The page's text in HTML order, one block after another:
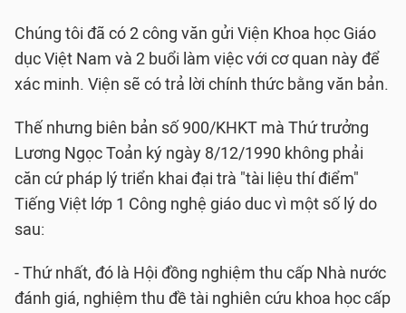
Chúng tôi đã có 2 công văn gửi Viện Khoa học Giáo
dục Việt Nam và 2 buổi làm việc với cơ quan này để
xác minh. Viện sẽ có trả lời chính thức bằng văn bản.
Thế nhưng biên bản số 900/KHKT mà Thứ trưởng
Lương Ngọc Toản ký ngày 8/12/1990 không phải
căn cứ pháp lý triển khai đại trà "tài liệu thí điểm"
Tiếng Việt lớp 1 Công nghệ giáo duc vì một số lý do
sau:
- Thứ nhất, đó là Hội đồng nghiệm thu cấp Nhà nước
đánh giá, nghiệm thu đề tài nghiên cứu khoa học cấp